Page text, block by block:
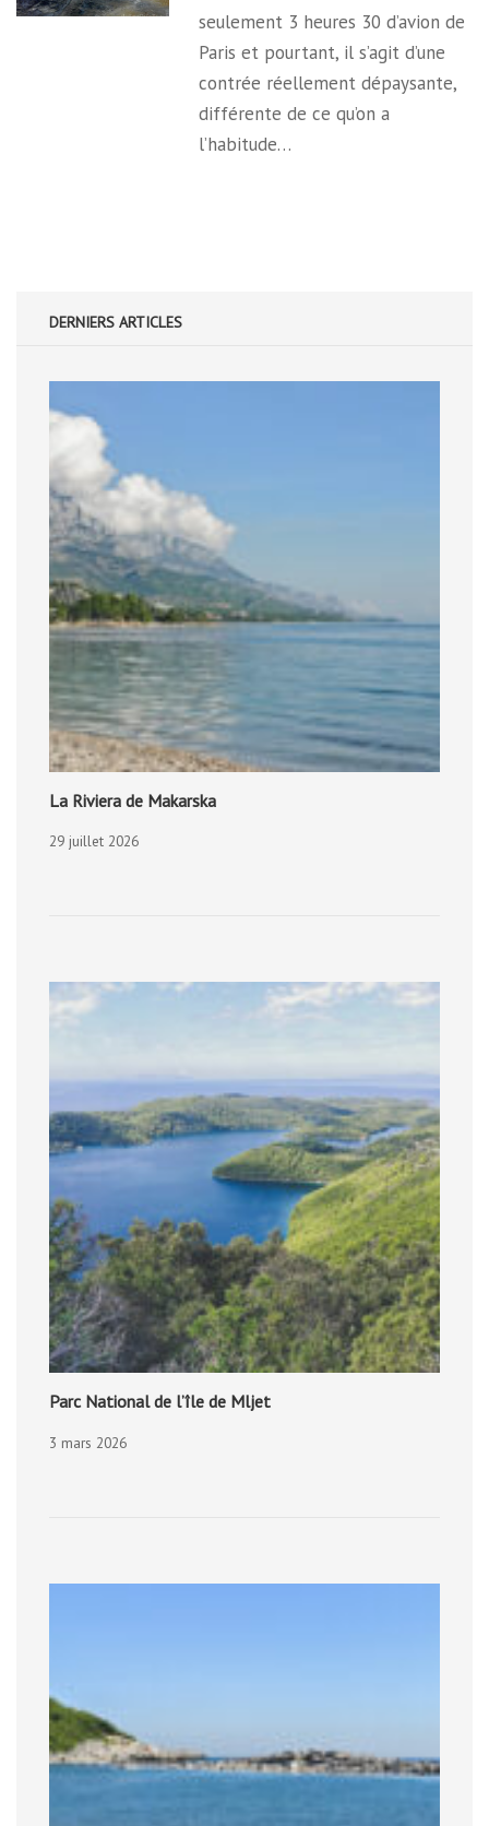
seulement 3 heures 30 d’avion de
Paris et pourtant, il s’agit d’une
contrée réellement dépaysante,
différente de ce qu’on a
l’habitude…
DERNIERS ARTICLES
La Riviera de Makarska
29 juillet 2026
Parc National de l’île de Mljet
3 mars 2026